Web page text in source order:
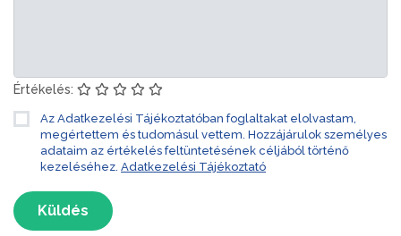
Értékelés:
Az Adatkezelési Tájékoztatóban foglaltakat elolvastam,
megértettem és tudomásul vettem. Hozzájárulok személyes
adataim az értékelés feltüntetésének céljából történő
kezeléséhez. Adatkezelési Tájékoztató
Küldés